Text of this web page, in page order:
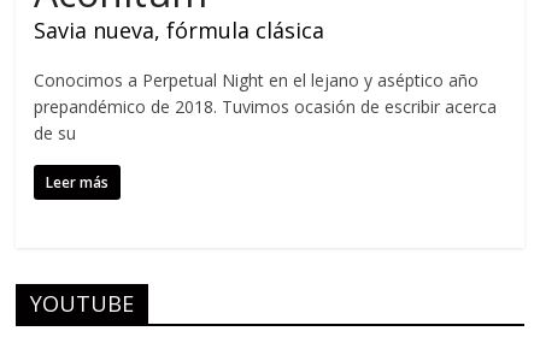
Savia nueva, fórmula clásica
Conocimos a Perpetual Night en el lejano y aséptico año
prepandémico de 2018. Tuvimos ocasión de escribir acerca
de su
Leer más
YOUTUBE